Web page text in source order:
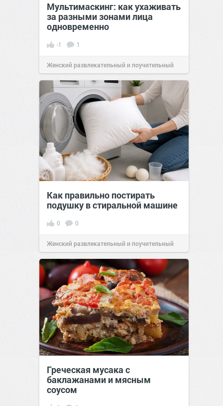
Мультимаскинг: как ухаживать
за разными зонами лица
одновременно
-1 1
Женский развлекательный и поучительный
сайт.21:46 Вчера
Как правильно постирать
подушку в стиральной машине
0 0
Женский развлекательный и поучительный
сайт.21:46Вчера
Греческая мусака с
баклажанами и мясным
соусом